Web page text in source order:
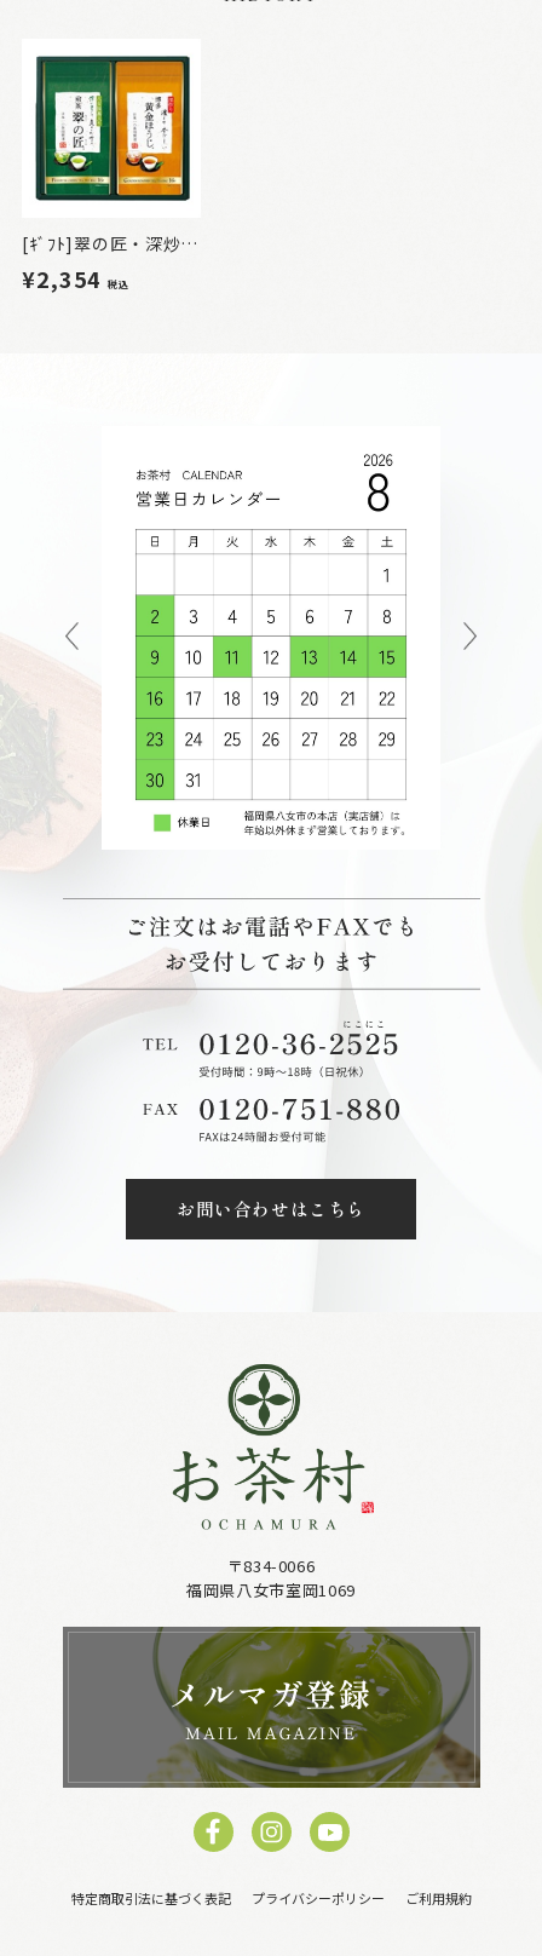
[ｷﾞﾌﾄ]翠の匠・深炒り博多黄金ほうじ詰合せ2本入
¥2,354税込
お問い合わせはこちら
〒834-0066
福岡県八女市室岡1069
特定商取引法に基づく表記 プライバシーポリシー ご利用規約